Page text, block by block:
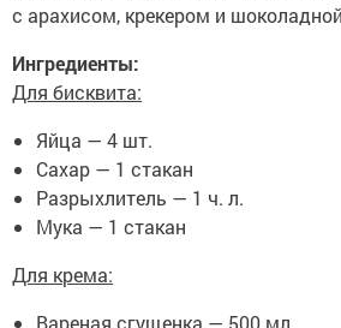
с арахисом, крекером и
Ингредиенты:
Для бисквита:
Яйца — 4 шт.
Сахар — 1 стакан
Разрыхлитель — 1 ч. л.
Мука — 1 стакан
Для крема:
Вареная сгущенка — 500 мл